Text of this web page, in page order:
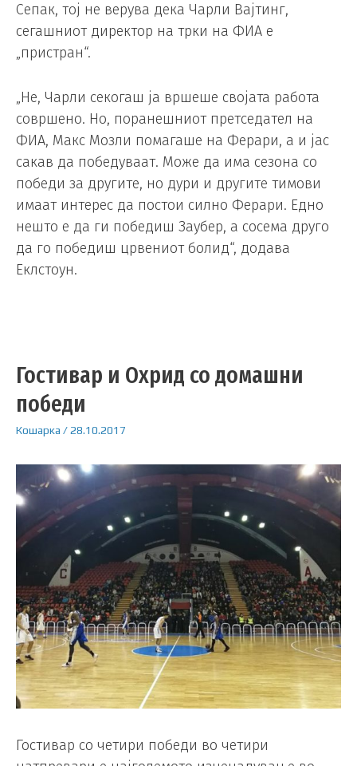
Сепак, тој не верува дека Чарли Вајтинг,
сегашниот директор на трки на ФИА е
„пристран“.
„Не, Чарли секогаш ја вршеше својата работа
совршено. Но, поранешниот претседател на
ФИА, Макс Мозли помагаше на Ферари, а и јас
сакав да победуваат. Може да има сезона со
победи за другите, но дури и другите тимови
имаат интерес да постои силно Ферари. Едно
нешто е да ги победиш Заубер, а сосема друго
да го победиш црвениот болид“, додава
Еклстоун.
Гостивар и Охрид со домашни
победи
Кошарка /28.10.2017
Гостивар со четири победи во четири